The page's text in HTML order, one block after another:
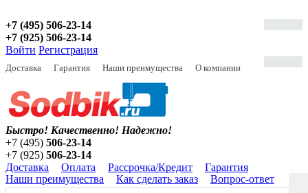
+7 (495) 506-23-14
+7 (925) 506-23-14
Войти Регистрация
Доставка Гарантия Наши преимущества О компании
Быстро! Качественно! Надежно!
+7 (495) 506-23-14
+7 (925) 506-23-14
Доставка
Оплата Рассрочка/Кредит
Гарантия
Наши преимущества
Как сделать заказ Вопрос-ответ